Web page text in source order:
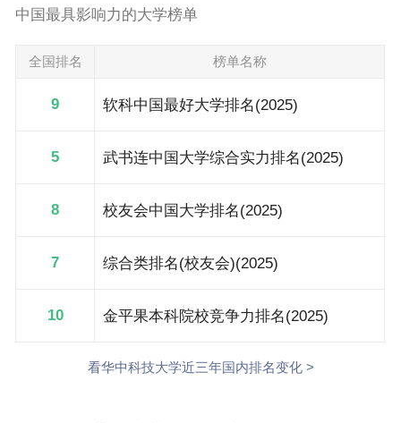
中国最具影响力的大学榜单
全国排名 榜单名称
9 软科中国最好大学排名(2025)
5 武书连中国大学综合实力排名(2025)
8 校友会中国大学排名(2025)
7 综合类排名(校友会)(2025)
10 金平果本科院校竞争力排名(2025)
看华中科技大学近三年国内排名变化 >